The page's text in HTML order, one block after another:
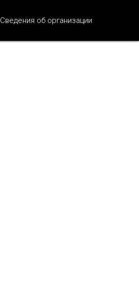
Сведения об организации